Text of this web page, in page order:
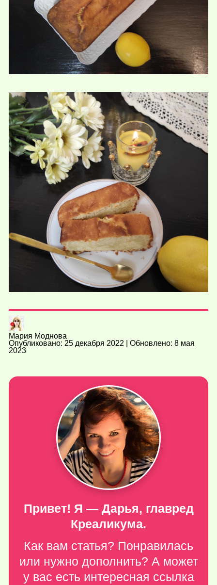
Мария Моднова
Опубликовано: 25 декабря 2022 | Обновлено: 8 мая
2023
Привет! Я — Дарья, главред
Креаликума.
Как вам статья? Понравилась
или нужно дополнить? А может
у вас есть интересная ссылка